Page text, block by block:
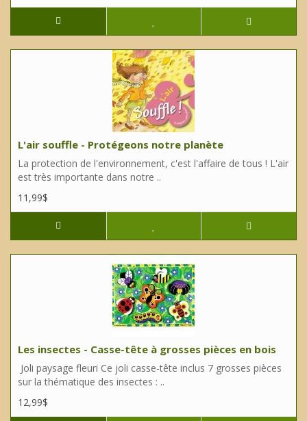
L'air souffle - Protégeons notre planète
La protection de l'environnement, c'est l'affaire de tous ! L'air
est très importante dans notre ..
11,99$
Les insectes - Casse-tête à grosses pièces en bois
Joli paysage fleuri Ce joli casse-tête inclus 7 grosses pièces
sur la thématique des insectes : ..
12,99$